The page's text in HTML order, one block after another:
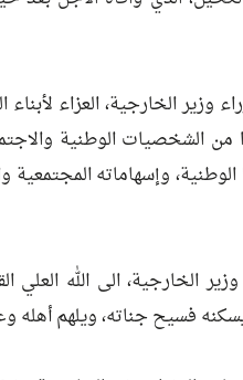
وزير الخارجية، العزاء
من الشخصيات الوطنية
وإسهاماته المجتمعية
الخارجية، الى الله
فسيح جناته، ويلهم أهله